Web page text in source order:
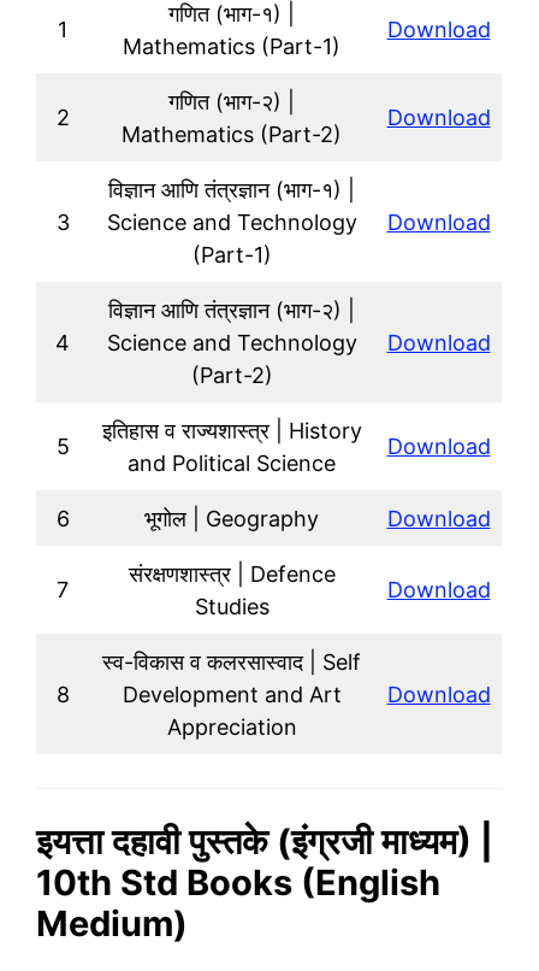
1
गणित (भाग-१) |
Mathematics (Part-1)
Download
2
गणित (भाग-२) |
Mathematics (Part-2)
Download
3
विज्ञान आणि तंत्रज्ञान (भाग-१) |
Science and Technology
(Part-1)
Download
4
विज्ञान आणि तंत्रज्ञान (भाग-२) |
Science and Technology
(Part-2)
Download
5
इतिहास व राज्यशास्त्र | History
and Political Science
Download
6 भूगोल | Geography Download
7
संरक्षणशास्त्र | Defence
Studies
Download
8
स्व-विकास व कलरसास्वाद | Self
Development and Art
Appreciation
Download
इयत्ता दहावी पुस्तके (इंग्रजी माध्यम) |
10th Std Books (English
Medium)